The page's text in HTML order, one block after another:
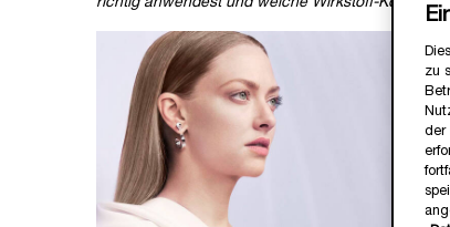
richtig anwendest und welche Wirkstoff-
zu
der